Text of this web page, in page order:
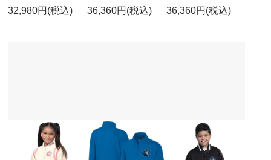
32,980円(税込) 36,360円(税込) 36,360円(税込)